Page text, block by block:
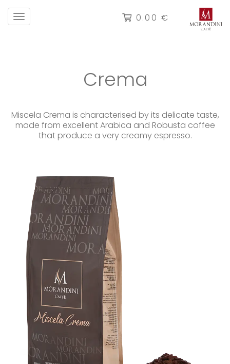
0.00 €
Crema
Miscela Crema is characterised by its delicate taste,
made from excellent Arabica and Robusta coffee
that produce a very creamy espresso.